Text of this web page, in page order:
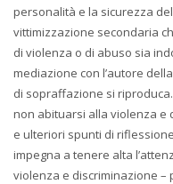
personalità e la sicurezza
vittimizzazione secondaria
di violenza o di abuso sia
mediazione con l’autore
di sopraffazione si
non abituarsi alla violenza e
e ulteriori spunti di
impegna a tenere alta
violenza e discriminazione –